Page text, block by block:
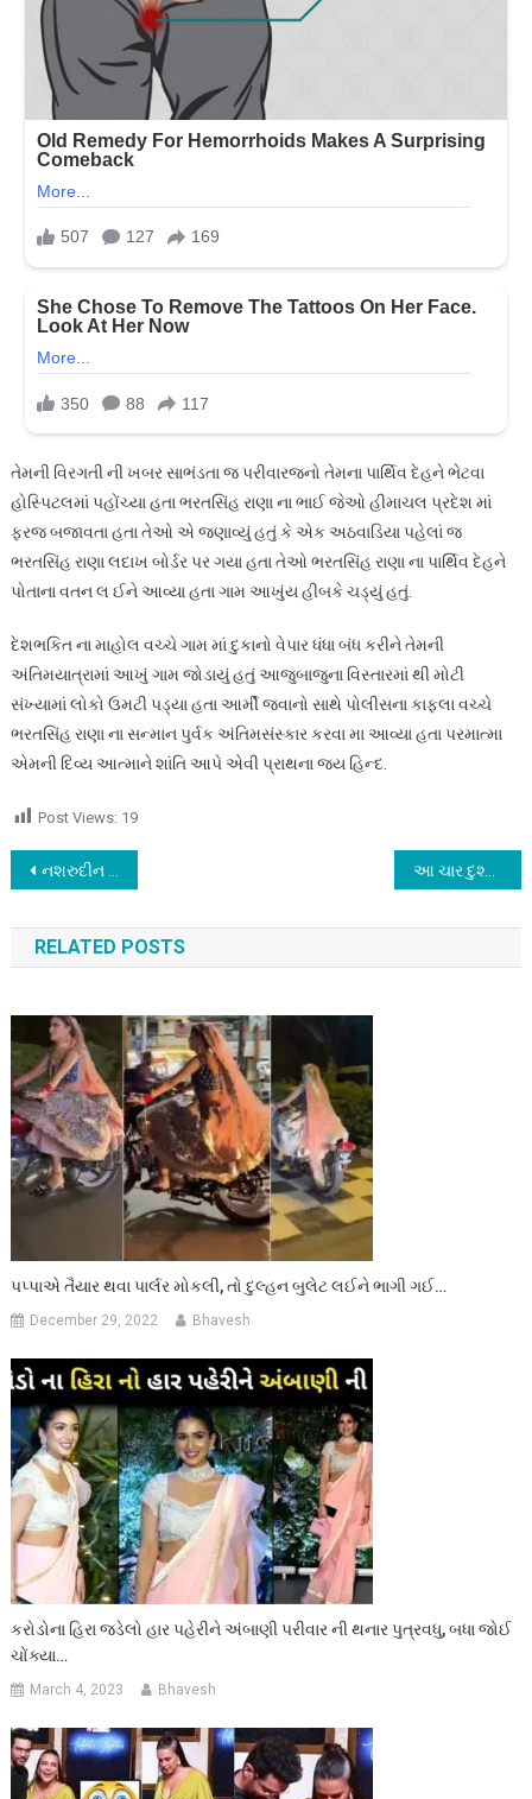
તેમની વિરગતી ની ખબર સાભંડતા જ પરીવારજનો તેમના પાર્થિવ દેહને ભેટવા
હોસ્પિટલમાં પહોંચ્યા હતા ભરતસિંહ રાણા ના ભાઈ જેઓ હીમાચલ પ્રદેશ માં
ફરજ બજાવતા હતા તેઓ એ જણાવ્યું હતું કે એક અઠવાડિયા પહેલાં જ
ભરતસિંહ રાણા લદાખ બોર્ડર પર ગયા હતા તેઓ ભરતસિંહ રાણા ના પાર્થિવ દેહને
પોતાના વતન લ ઈને આવ્યા હતા ગામ આખુંય હીબકે ચડ્યું હતું.
દેશભકિત ના માહોલ વચ્ચે ગામ માં દુકાનો વેપાર ધંધા બંધ કરીને તેમની
અંતિમયાત્રામાં આખું ગામ જોડાયું હતું આજુબાજુના વિસ્તારમાં થી મોટી
સંખ્યામાં લોકો ઉમટી પડ્યા હતા આર્મી જવાનો સાથે પોલીસના કાફલા વચ્ચે
ભરતસિંહ રાણા ના સન્માન પુર્વક અંતિમસંસ્કાર કરવા મા આવ્યા હતા પરમાત્મા
એમની દિવ્ય આત્માને શાંતિ આપે એવી પ્રાથના જય હિન્દ.
Post Views: 19
Post
navigation
નશરુદીન શાહ ની પત્ની એ RRR ફિલ્મ ને પછાત ફિલ્મ કહેતા સાથે કહી દીધું એવું કે સર્જાઈ ગયો વિવાદ… આ ચાર દુશ્મનો પર ભારે પડ્યા હતા અજય દેવગણ, ધોળા દિવસે તારા બતાવ્યા હતા…
RELATED POSTS
પપ્પાએ તૈયાર થવા પાર્લર મોકલી, તો દુલ્હન બુલેટ લઈને ભાગી ગઈ…
December 29, 2022 Bhavesh
કરોડોના હિરા જડેલો હાર પહેરીને અંબાણી પરીવાર ની થનાર પુત્રવધુ, બધા જોઈ
ચોંક્યા…
March 4, 2023 Bhavesh